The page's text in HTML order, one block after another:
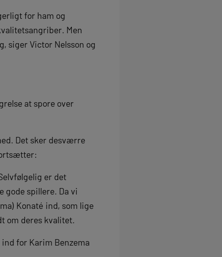
for ham og
Men
siger Victor Nelsson og
at spore over
Det sker desværre
er det
spillere. Da vi
Konaté ind, som lige
om deres kvalitet.
for Karim Benzema